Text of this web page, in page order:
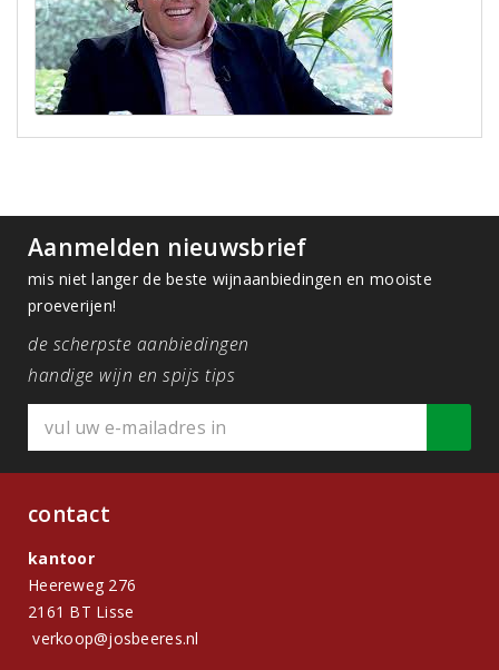
Aanmelden nieuwsbrief
mis niet langer de beste wijnaanbiedingen en mooiste
proeverijen!
de scherpste aanbiedingen
handige wijn en spijs tips
contact
kantoor
Heereweg 276
2161 BT Lisse
verkoop@josbeeres.nl